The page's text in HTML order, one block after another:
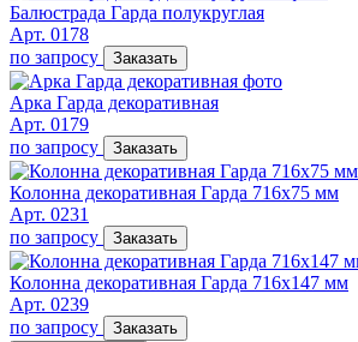
Балюстрада Гарда полукруглая
Арт. 0178
по запросу
Заказать
Арка Гарда декоративная
Арт. 0179
по запросу
Заказать
Колонна декоративная Гарда 716х75 мм
Арт. 0231
по запросу
Заказать
Колонна декоративная Гарда 716х147 мм
Арт. 0239
по запросу
Заказать